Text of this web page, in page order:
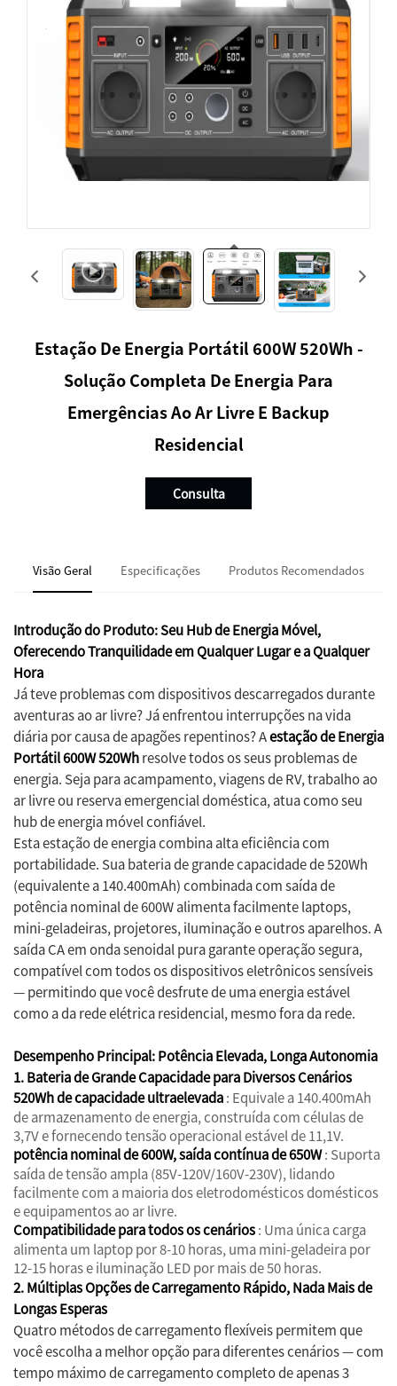
Estação De Energia Portátil 600W 520Wh -
Solução Completa De Energia Para
Emergências Ao Ar Livre E Backup
Residencial
Consulta
Visão Geral Especificações Produtos Recomendados
Introdução do Produto: Seu Hub de Energia Móvel,
Oferecendo Tranquilidade em Qualquer Lugar e a Qualquer
Hora
Já teve problemas com dispositivos descarregados durante
aventuras ao ar livre? Já enfrentou interrupções na vida
diária por causa de apagões repentinos? Aestação de Energia
Portátil 600W 520Whresolve todos os seus problemas de
energia. Seja para acampamento, viagens de RV, trabalho ao
ar livre ou reserva emergencial doméstica, atua como seu
hub de energia móvel confiável.
Esta estação de energia combina alta eficiência com
portabilidade. Sua bateria de grande capacidade de 520Wh
(equivalente a 140.400mAh) combinada com saída de
potência nominal de 600W alimenta facilmente laptops,
mini-geladeiras, projetores, iluminação e outros aparelhos. A
saída CA em onda senoidal pura garante operação segura,
compatível com todos os dispositivos eletrônicos sensíveis
— permitindo que você desfrute de uma energia estável
como a da rede elétrica residencial, mesmo fora da rede.
Desempenho Principal: Potência Elevada, Longa Autonomia
1. Bateria de Grande Capacidade para Diversos Cenários
520Wh de capacidade ultraelevada: Equivale a 140.400mAh
de armazenamento de energia, construída com células de
3,7V e fornecendo tensão operacional estável de 11,1V.
potência nominal de 600W, saída contínua de 650W: Suporta
saída de tensão ampla (85V-120V/160V-230V), lidando
facilmente com a maioria dos eletrodomésticos domésticos
e equipamentos ao ar livre.
Compatibilidade para todos os cenários: Uma única carga
alimenta um laptop por 8-10 horas, uma mini-geladeira por
12-15 horas e iluminação LED por mais de 50 horas.
2. Múltiplas Opções de Carregamento Rápido, Nada Mais de
Longas Esperas
Quatro métodos de carregamento flexíveis permitem que
você escolha a melhor opção para diferentes cenários — com
tempo máximo de carregamento completo de apenas 3